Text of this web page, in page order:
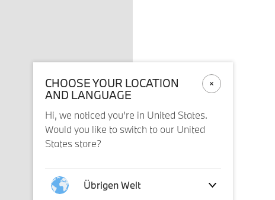
CHOOSE YOUR LOCATION
AND LANGUAGE
Hi, we noticed you’re in United States.
Would you like to switch to our United
States store?
Übrigen Welt